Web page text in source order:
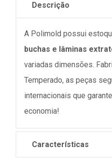
Descrição
A Polimold possui
buchas e lâminas
variadas dimensões.
Temperado, as peças
internacionais que
economia!
Características